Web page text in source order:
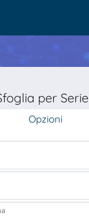
per Serie
Opzioni